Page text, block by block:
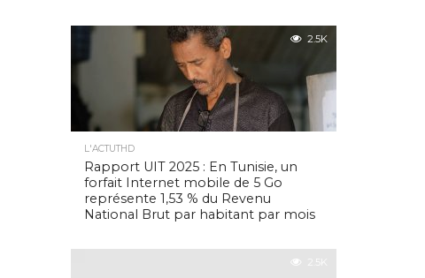
2.5K
L'ACTUTHD
Rapport UIT 2025 : En Tunisie, un
forfait Internet mobile de 5 Go
représente 1,53 % du Revenu
National Brut par habitant par mois
2.5K